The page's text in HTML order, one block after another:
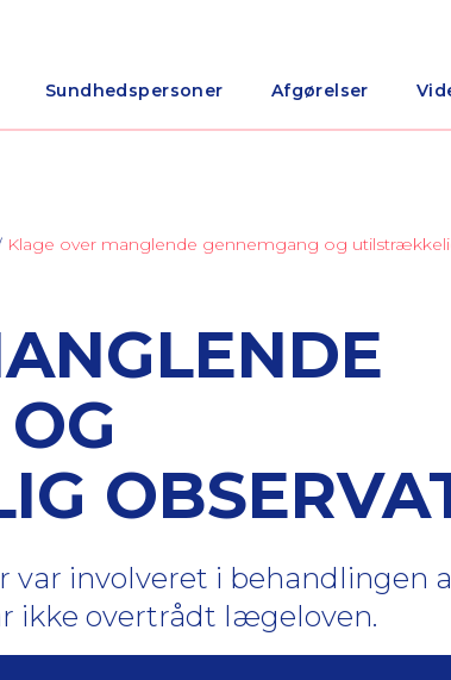
Sundhedspersoner Afgørelser
Klage over manglende gennemgang og
var involveret i behandlingen
ikke overtrådt lægeloven.